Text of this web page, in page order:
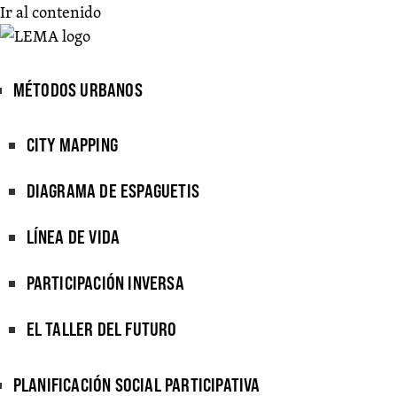
Ir al contenido
MÉTODOS URBANOS
CITY MAPPING
DIAGRAMA DE ESPAGUETIS
LÍNEA DE VIDA
PARTICIPACIÓN INVERSA
EL TALLER DEL FUTURO
PLANIFICACIÓN SOCIAL PARTICIPATIVA